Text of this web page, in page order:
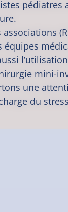
pédiatres
associations
équipes
mini-
une
du